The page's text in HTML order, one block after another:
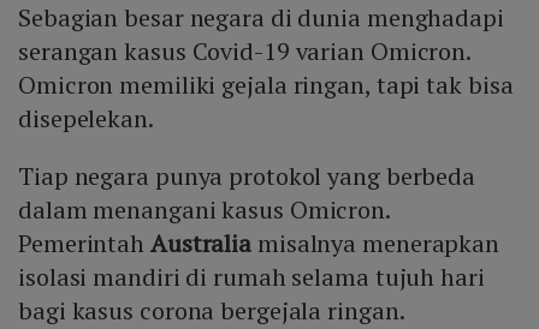
Sebagian besar negara di dunia menghadapi
serangan kasus Covid-19 varian Omicron.
Omicron memiliki gejala ringan, tapi tak bisa
disepelekan.
Tiap negara punya protokol yang berbeda
dalam menangani kasus Omicron.
Pemerintah Australia misalnya menerapkan
isolasi mandiri di rumah selama tujuh hari
bagi kasus corona bergejala ringan.